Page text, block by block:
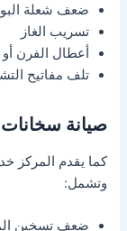
ضعف شعلة
تسريب الغاز
أعطال الفرن أو
تلف مفاتيح
صيانة
كما يقدم المركز
وتشمل:
ضعف تسخين